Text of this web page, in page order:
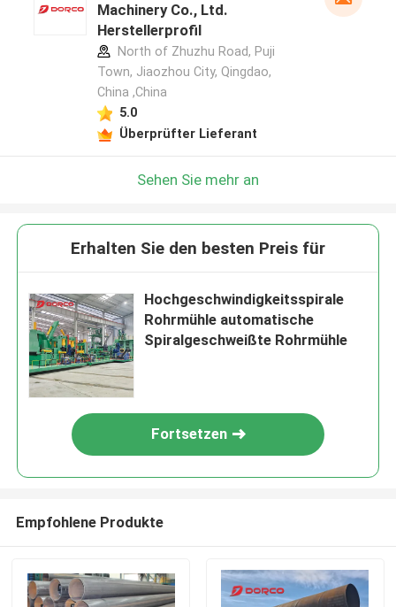
Machinery Co., Ltd.
Herstellerprofil
North of Zhuzhu Road, Puji
Town, Jiaozhou City, Qingdao,
China ,China
5.0
Überprüfter Lieferant
Sehen Sie mehr an
Erhalten Sie den besten Preis für
Hochgeschwindigkeitsspirale
Rohrmühle automatische
Spiralgeschweißte Rohrmühle
Fortsetzen
Empfohlene Produkte